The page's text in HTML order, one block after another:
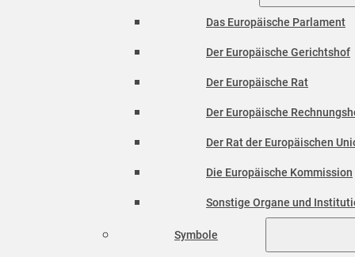
Das Europäische Parlament
Der Europäische Gerichtshof
Der Europäische Rat
Der Europäische
Der Rat der Europäischen
Die Europäische Kommission
Sonstige Organe und
Symbole